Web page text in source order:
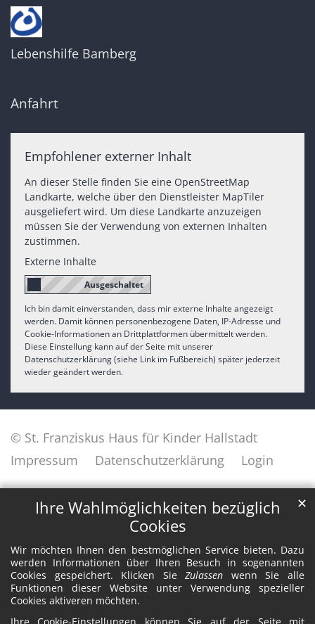
Ihre Wahlmöglichkeiten bezüglich
Cookies
Wir möchten Ihnen den bestmöglichen Service bieten. Dazu
werden Informationen über Ihren Besuch in sogenannten
Cookies gespeichert. Klicken SieZulassen wenn Sie alle
Funktionen dieser Website unter Verwendung spezieller
Cookies aktiveren möchten.
✕
Lebenshilfe Bamberg
Anfahrt
Empfohlener externer Inhalt
An dieser Stelle finden Sie eine OpenStreetMap
Landkarte, welche über den Dienstleister MapTiler
ausgeliefert wird. Um diese Landkarte anzuzeigen
müssen Sie der Verwendung von externen Inhalten
zustimmen.
Externe Inhalte
Ich bin damit einverstanden, dass mir externe Inhalte angezeigt
werden. Damit können personenbezogene Daten, IP-Adresse und
Cookie-Informationen an Drittplattformen übermittelt werden.
Diese Einstellung kann auf der Seite mit unserer
Datenschutzerklärung (siehe Link im Fußbereich) später jederzeit
wieder geändert werden.
© St. Franziskus Haus für Kinder Hallstadt
Impressum
Datenschutzerklärung Login